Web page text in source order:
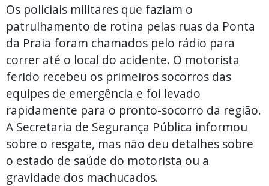
Os policiais militares que faziam o
patrulhamento de rotina pelas ruas da Ponta
da Praia foram chamados pelo rádio para
correr até o local do acidente. O motorista
ferido recebeu os primeiros socorros das
equipes de emergência e foi levado
rapidamente para o pronto-socorro da região.
A Secretaria de Segurança Pública informou
sobre o resgate, mas não deu detalhes sobre
o estado de saúde do motorista ou a
gravidade dos machucados.